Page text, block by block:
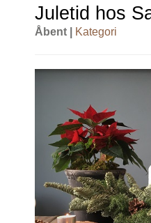
Juletid hos
Åbent | Kategori